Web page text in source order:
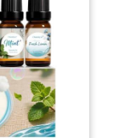
parfait pour la
famille ou les amis!
Essentielle Fruitée
Naturelle】- Sans
Cruauté et
Friendly. Sans
charges, bases
supports ajoutés, sans
chimiques, non
et sans nuire à
corps, convient aux